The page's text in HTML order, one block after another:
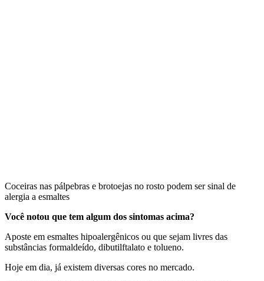
Coceiras nas pálpebras e brotoejas no rosto podem ser sinal de
alergia a esmaltes
Você notou que tem algum dos sintomas acima?
Aposte em esmaltes hipoalergênicos ou que sejam livres das
substâncias formaldeído, dibutilftalato e tolueno.
Hoje em dia, já existem diversas cores no mercado.